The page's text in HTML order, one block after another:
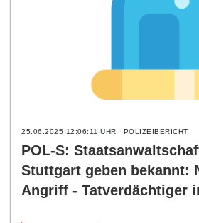
25.06.2025 12:06:11 UHR POLIZEIBERICHT
POL-S:
Stuttgart geben bekannt:
Angriff - Tatverdächtiger